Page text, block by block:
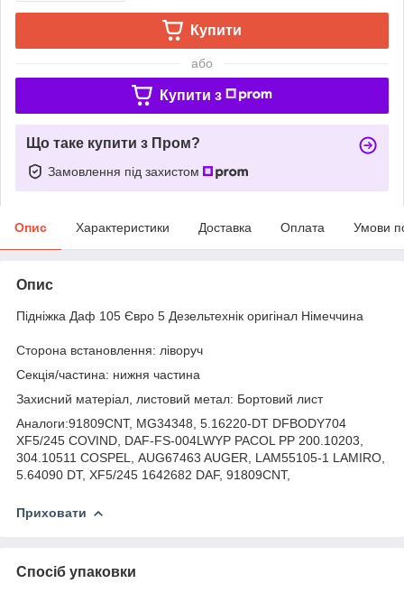
Купити
або
Купити з
Що таке купити з Пром?
Замовлення під захистом
Опис Характеристики Доставка Оплата Умови
Опис
Підніжка Даф 105 Євро 5 Дезельтехнік оригінал Німеччина
Сторона встановлення: ліворуч
Секція/частина: нижня частина
Захисний матеріал, листовий метал: Бортовий лист
Аналоги:91809CNT, MG34348, 5.16220-DT DFBODY704
XF5/245 COVIND, DAF-FS-004LWYP PACOL PP 200.10203,
304.10511 COSPEL, AUG67463 AUGER, LAM55105-1 LAMIRO,
5.64090 DT, XF5/245 1642682 DAF, 91809CNT,
Приховати
Спосіб упаковки